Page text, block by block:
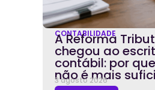
CONTABILIDADE
A Reforma
chegou ao
contábil: por
não é mais
3 agosto 2026